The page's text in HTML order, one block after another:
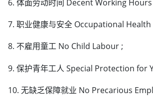
6. 体面劳动时间 Decent Working Hours
7. 职业健康与安全 Occupational Health
8. 不雇用童工 No Child Labour ;
9. 保护青年工人 Special Protection for
10. 无缺乏保障就业 No Precarious